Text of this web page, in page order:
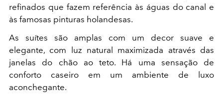
refinados que fazem referência às águas do canal e
às famosas pinturas holandesas.
As suítes são amplas com um decor suave e
elegante, com luz natural maximizada através das
janelas do chão ao teto. Há uma sensação de
conforto caseiro em um ambiente de luxo
aconchegante.